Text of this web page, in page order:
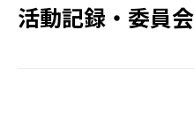
活動記録・委員